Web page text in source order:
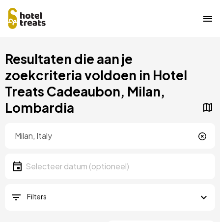
naar
hoofdinhoud
Resultaten die aan je
zoekcriteria voldoen in Hotel
Treats Cadeaubon, Milan,
Lombardia
Datum
Selecteer een datum
Filters